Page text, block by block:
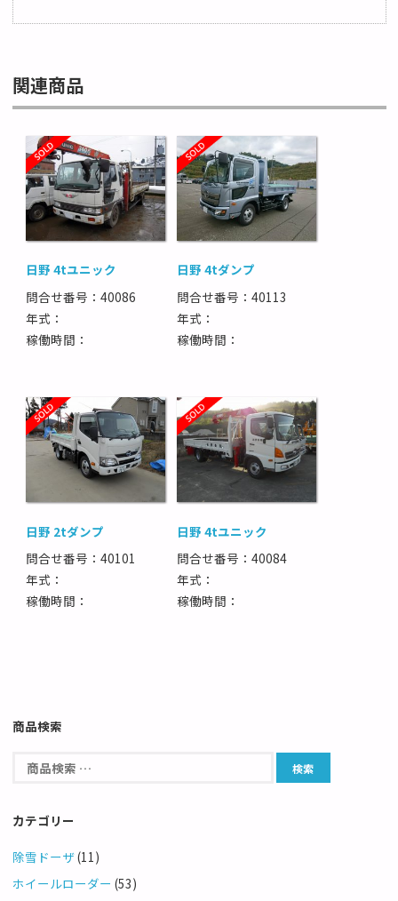
関連商品
日野 4tユニック
問合せ番号：40086
年式：
稼働時間：
日野 4tダンプ
問合せ番号：40113
年式：
稼働時間：
日野 2tダンプ
問合せ番号：40101
年式：
稼働時間：
日野 4tユニック
問合せ番号：40084
年式：
稼働時間：
商品検索
カテゴリー
除雪ドーザ(11)
ホイールローダー (53)